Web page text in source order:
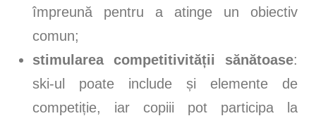
împreună pentru a atinge un obiectiv
comun;
stimularea competitivității sănătoase:
ski-ul poate include și elemente de
competiție, iar copiii pot participa la